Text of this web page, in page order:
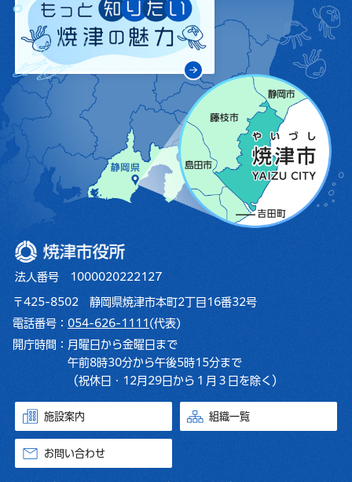
焼津市役所
法人番号 1000020222127
〒425-8502 静岡県焼津市本町2丁目16番32号
電話番号： 054-626-1111 (代表)
開庁時間： 月曜日から金曜日まで
午前8時30分から午後5時15分まで
（祝休日・12月29日から１月３日を除く）
施設案内 組織一覧
お問い合わせ